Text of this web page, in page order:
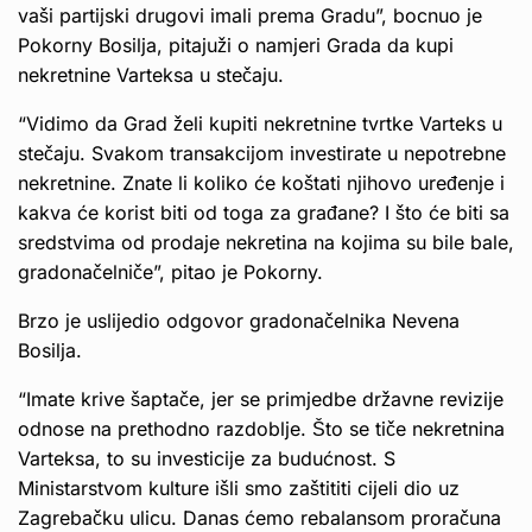
vaši partijski drugovi imali prema Gradu”, bocnuo je
Pokorny Bosilja, pitajuži o namjeri Grada da kupi
nekretnine Varteksa u stečaju.
“Vidimo da Grad želi kupiti nekretnine tvrtke Varteks u
stečaju. Svakom transakcijom investirate u nepotrebne
nekretnine. Znate li koliko će koštati njihovo uređenje i
kakva će korist biti od toga za građane? I što će biti sa
sredstvima od prodaje nekretina na kojima su bile bale,
gradonačelniče”, pitao je Pokorny.
Brzo je uslijedio odgovor gradonačelnika Nevena
Bosilja.
“Imate krive šaptače, jer se primjedbe državne revizije
odnose na prethodno razdoblje. Što se tiče nekretnina
Varteksa, to su investicije za budućnost. S
Ministarstvom kulture išli smo zaštititi cijeli dio uz
Zagrebačku ulicu. Danas ćemo rebalansom proračuna